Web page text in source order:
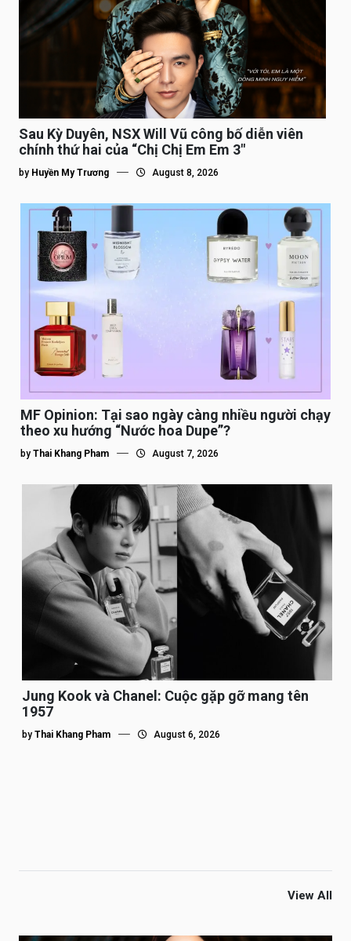
Sau Kỳ Duyên, NSX Will Vũ công bố diễn viên
chính thứ hai của “Chị Chị Em Em 3″
by Huyền My Trương August 8, 2026
MF Opinion: Tại sao ngày càng nhiều người chạy
theo xu hướng “Nước hoa Dupe”?
by Thai Khang Pham August 7, 2026
Jung Kook và Chanel: Cuộc gặp gỡ mang tên
1957
by Thai Khang Pham August 6, 2026
View All